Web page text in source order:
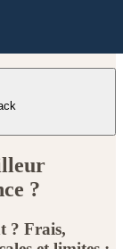
?
? Frais,